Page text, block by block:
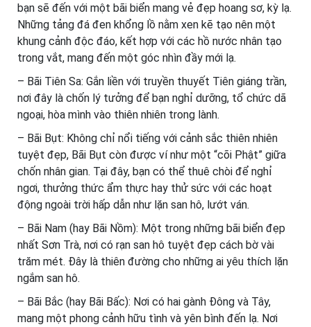
bạn sẽ đến với một bãi biển mang vẻ đẹp hoang sơ, kỳ lạ.
Những tảng đá đen khổng lồ nằm xen kẽ tạo nên một
khung cảnh độc đáo, kết hợp với các hồ nước nhân tạo
trong vắt, mang đến một góc nhìn đầy mới lạ.
– Bãi Tiên Sa: Gắn liền với truyền thuyết Tiên giáng trần,
nơi đây là chốn lý tưởng để bạn nghỉ dưỡng, tổ chức dã
ngoại, hòa mình vào thiên nhiên trong lành.
– Bãi Bụt: Không chỉ nổi tiếng với cảnh sắc thiên nhiên
tuyệt đẹp, Bãi Bụt còn được ví như một “cõi Phật” giữa
chốn nhân gian. Tại đây, bạn có thể thuê chòi để nghỉ
ngơi, thưởng thức ẩm thực hay thử sức với các hoạt
động ngoài trời hấp dẫn như lặn san hô, lướt ván.
– Bãi Nam (hay Bãi Nồm): Một trong những bãi biển đẹp
nhất Sơn Trà, nơi có rạn san hô tuyệt đẹp cách bờ vài
trăm mét. Đây là thiên đường cho những ai yêu thích lặn
ngắm san hô.
– Bãi Bắc (hay Bãi Bấc): Nơi có hai gành Đông và Tây,
mang một phong cảnh hữu tình và yên bình đến lạ. Nơi